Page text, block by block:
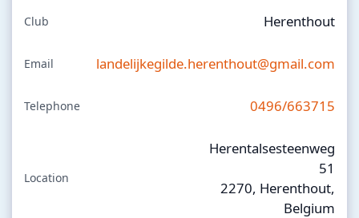
Club Herenthout
Email landelijkegilde.herenthout@gmail.com
Telephone 0496/663715
Location
Herentalsesteenweg
51
2270, Herenthout,
Belgium